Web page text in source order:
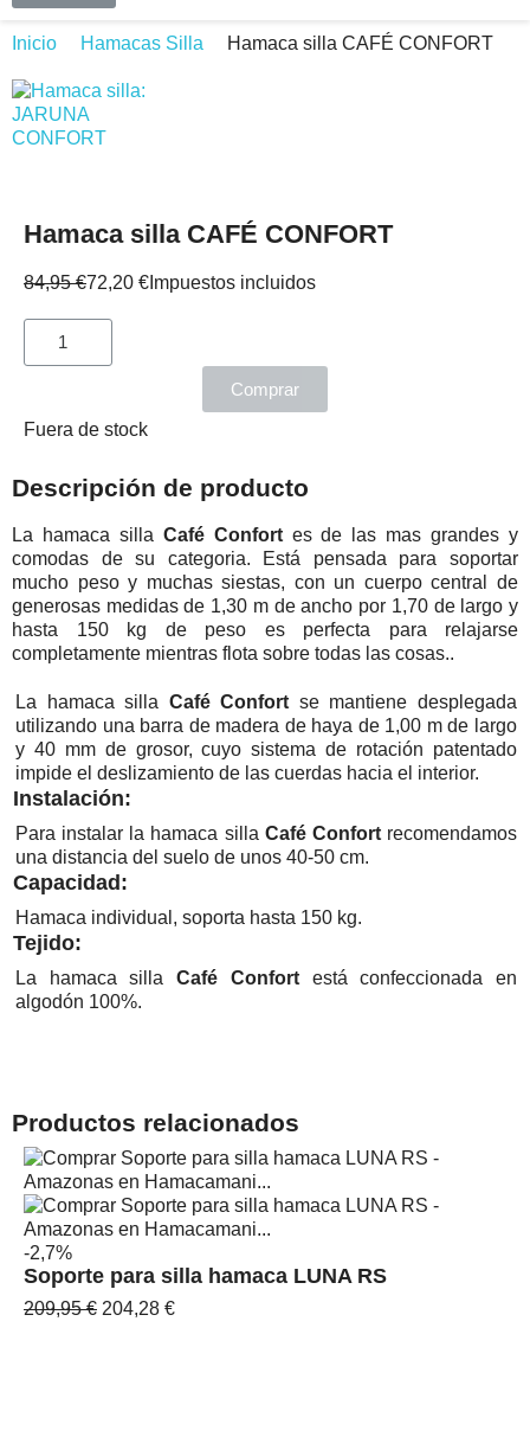
Inicio Hamacas Silla Hamaca silla CAFÉ CONFORT
Hamaca silla CAFÉ CONFORT
84,95 €72,20 € Impuestos incluidos
Comprar
Fuera de stock
Descripción de producto
La hamaca silla Café Confort es de las mas grandes y
comodas de su categoria. Está pensada para soportar
mucho peso y muchas siestas, con un cuerpo central de
generosas medidas de 1,30 m de ancho por 1,70 de largo y
hasta 150 kg de peso es perfecta para relajarse
completamente mientras flota sobre todas las cosas..
La hamaca silla CaféConfort se mantiene desplegada
utilizando una barra de madera de haya de 1,00 m de largo
y 40 mm de grosor, cuyo sistema de rotación patentado
impide el deslizamiento de las cuerdas hacia el interior.
Instalación:
Para instalar la hamaca silla Café Confort recomendamos
una distancia del suelo de unos 40-50 cm.
Capacidad:
Hamaca individual, soporta hasta 150 kg.
Tejido:
La hamaca sillaCafé Confort está confeccionada en
algodón 100%.
Productos relacionados
-2,7%
Soporte para silla hamaca LUNA RS
209,95 € 204,28 €